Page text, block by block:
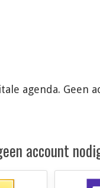
agenda. Geen
account